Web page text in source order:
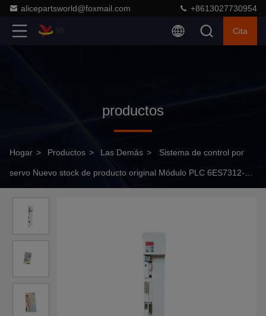
alicepartsworld@foxmail.com +8613027730954
Cita
productos
Hogar > Productos > Las Demás > Sistema de control por
servo Nuevo stock de producto original Módulo PLC 6ES7312-